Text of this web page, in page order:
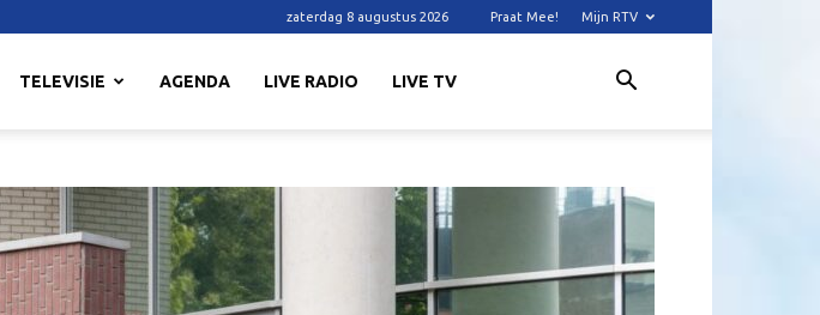
zaterdag 8 augustus 2026 Praat Mee! Mijn RTV
TELEVISIE AGENDA LIVE RADIO LIVE TV